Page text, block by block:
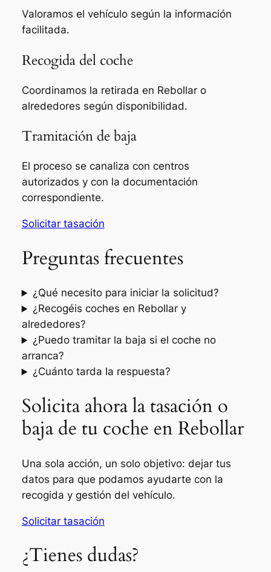
Valoramos el vehículo según la información
facilitada.
Recogida del coche
Coordinamos la retirada en Rebollar o
alrededores según disponibilidad.
Tramitación de baja
El proceso se canaliza con centros
autorizados y con la documentación
correspondiente.
Solicitar tasación
Preguntas frecuentes
¿Qué necesito para iniciar la solicitud?
¿Recogéis coches en Rebollar y
alrededores?
¿Puedo tramitar la baja si el coche no
arranca?
¿Cuánto tarda la respuesta?
Solicita ahora la tasación o
baja de tu coche en Rebollar
Una sola acción, un solo objetivo: dejar tus
datos para que podamos ayudarte con la
recogida y gestión del vehículo.
Solicitar tasación
¿Tienes dudas?